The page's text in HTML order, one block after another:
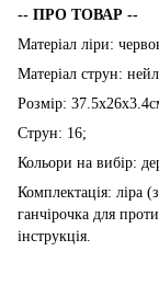
-- ПРО ТОВАР --
Матеріал ліри:
Матеріал струн:
Розмір:
Струн: 16;
Кольори на вибір:
Комплектація: ліра
ганчірочка для
інструкція.